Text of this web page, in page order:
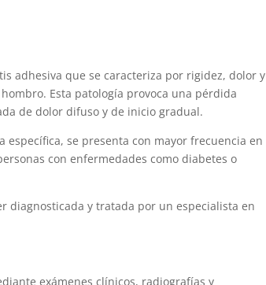
adhesiva que se caracteriza por rigidez, dolor y
Esta patología provoca una pérdida
de dolor difuso y de inicio gradual.
se presenta con mayor frecuencia en
con enfermedades como diabetes o
diagnosticada y tratada por un especialista en
exámenes clínicos, radiografías y